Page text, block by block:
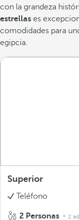
con la grandeza
estrellas es
comodidades para
egipcia.
Superior
Teléfono
2 Personas 2